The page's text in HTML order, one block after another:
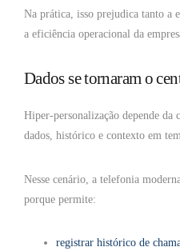
Na prática, isso prejudica tanto a
a eficiência operacional da
Dados se tornaram o
Hiper-personalização depende da
dados, histórico e contexto em
Nesse cenário, a telefonia
porque permite:
registrar histórico de